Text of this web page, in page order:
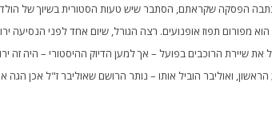
הפסקה שקראתם, הסתבר שיש טעות הסטורית בשיוך של
הוא מפורום תפוז אופנועים. רצה הגורל, שיום אחד לפני הנסיעה
את שיירת הרוכבים בפועל – אך למען הדיוק ההיסטורי – היה זה
ואוליבר הוביל אותו – נותר הרושם שאוליבר ז"ל אכן